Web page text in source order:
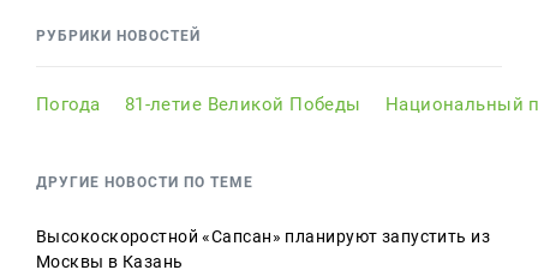
РУБРИКИ НОВОСТЕЙ
Погода 81-летие Великой Победы Национальный
ДРУГИЕ НОВОСТИ ПО ТЕМЕ
Высокоскоростной «Сапсан» планируют запустить из
Москвы в Казань